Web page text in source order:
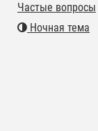
Частые вопросы
Ночная тема